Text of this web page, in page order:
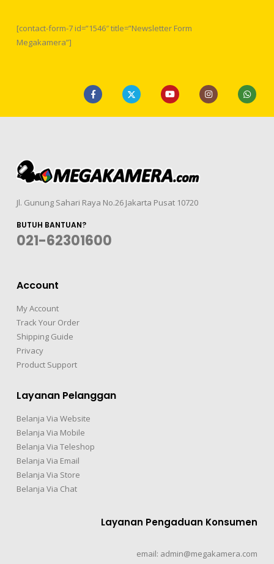
[contact-form-7 id=”1546″ title=”Newsletter Form
Megakamera”]
Jl. Gunung Sahari Raya No.26 Jakarta Pusat 10720
BUTUH BANTUAN?
021-62301600
Account
My Account
Track Your Order
Shipping Guide
Privacy
Product Support
Layanan Pelanggan
Belanja Via Website
Belanja Via Mobile
Belanja Via Teleshop
Belanja Via Email
Belanja Via Store
Belanja Via Chat
Layanan Pengaduan Konsumen
email: admin@megakamera.com